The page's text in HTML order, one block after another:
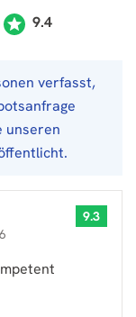
9.4
verfasst,
unseren
9.3